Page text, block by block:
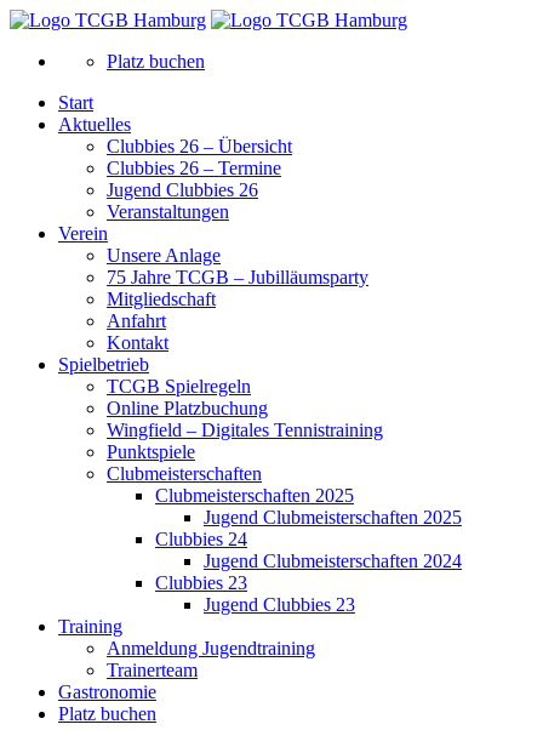
Platz buchen
Start
Aktuelles
Clubbies 26 – Übersicht
Clubbies 26 – Termine
Jugend Clubbies 26
Veranstaltungen
Verein
Unsere Anlage
75 Jahre TCGB – Jubilläumsparty
Mitgliedschaft
Anfahrt
Kontakt
Spielbetrieb
TCGB Spielregeln
Online Platzbuchung
Wingfield – Digitales Tennistraining
Punktspiele
Clubmeisterschaften
Clubmeisterschaften 2025
Jugend Clubmeisterschaften 2025
Clubbies 24
Jugend Clubmeisterschaften 2024
Clubbies 23
Jugend Clubbies 23
Training
Anmeldung Jugendtraining
Trainerteam
Gastronomie
Platz buchen